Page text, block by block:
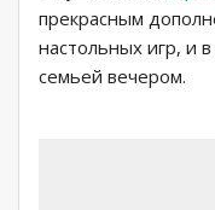
прекрасным
настольных игр, и
семьей вечером.